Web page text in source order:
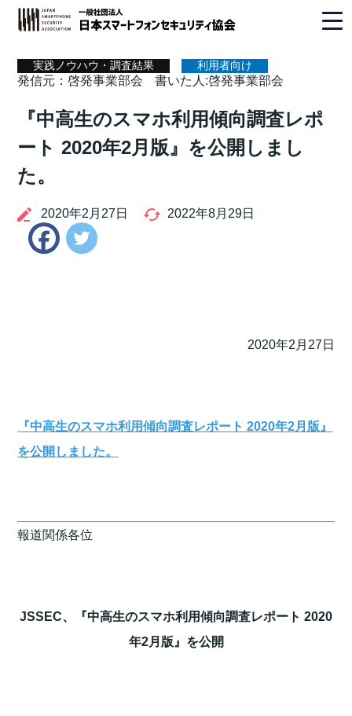
ホーム>実践ノウハウ・調査結果
実践ノウハウ・調査結果 利用者向け
発信元：啓発事業部会 書いた人:啓発事業部会
『中高生のスマホ利用傾向調査レポ
ート 2020年2月版』を公開しまし
た。
2020年2月27日 2022年8月29日
Facebook
2020年2月27日
『中高生のスマホ利用傾向調査レポート 2020年2月版』
を公開しました。
報道関係各位
JSSEC、『中高生のスマホ利用傾向調査レポート 2020
年2月版』を公開